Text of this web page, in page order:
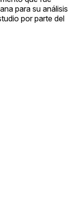
para su análisis
por parte del